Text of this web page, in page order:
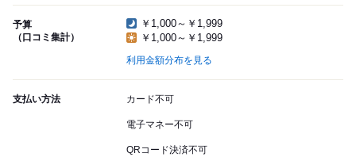
予算
（口コミ集計）
￥1,000～￥1,999
￥1,000～￥1,999
利用金額分布を見る
支払い方法 カード不可
電子マネー不可
QRコード決済不可